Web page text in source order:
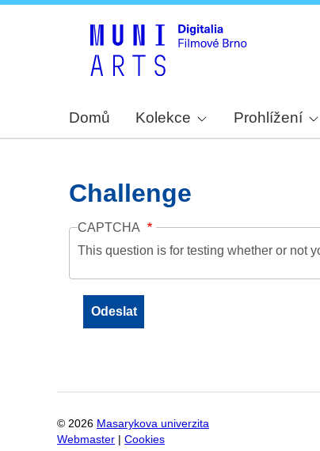
Domů Kolekce Prohlížení
Challenge
CAPTCHA
This question is for testing whether or not
© 2026 Masarykova univerzita
Webmaster
Cookies